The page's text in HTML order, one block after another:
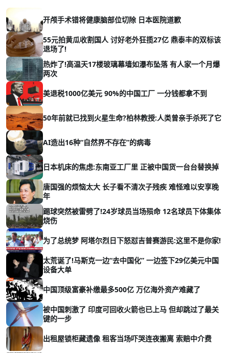
开颅手术错将健康脑部位切除 日本医院道歉
55元拍黄瓜收割国人 讨好老外狂揽27亿 鼎泰丰的双标该
退场了!
热炸了!高温天17楼玻璃幕墙如瀑布坠落 有人家一个月爆
两次
美退税1000亿美元 90%的中国工厂 一分钱都拿不到
50年前就已找到火星生命?柏林教授:人类曾亲手杀死了它
AI造出16种“自然界不存在”的病毒
日本机床的焦虑:东南亚工厂里 正被中国货一台台替换掉
唐国强的烦恼太大 长子看不清次子残疾 难怪难以安享晚
年
踢球突然被雷劈了!24岁球员当场殒命 12名球员下体集体
烧伤
为了总统梦 阿塔尔烈日下怒怼吉普赛游民:这里不是你家!
太荒诞了!马斯克一边“去中国化” 一边签下29亿美元中国
设备大单
中国顶级富豪补缴最多500亿 万亿海外资产难藏了
被中国刺激了 印度可回收火箭也已上马 但却跳过了最关
键的一步
出租屋锁柜藏遗像 租客当场吓哭连夜搬离 索赔中介费